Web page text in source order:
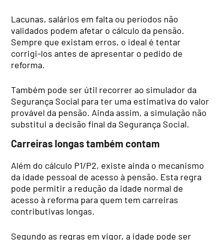
Lacunas, salários em falta ou períodos não
validados podem afetar o cálculo da pensão.
Sempre que existam erros, o ideal é tentar
corrigi-los antes de apresentar o pedido de
reforma.
Também pode ser útil recorrer ao simulador da
Segurança Social para ter uma estimativa do valor
provável da pensão. Ainda assim, a simulação não
substitui a decisão final da Segurança Social.
Carreiras longas também contam
Além do cálculo P1/P2, existe ainda o mecanismo
da idade pessoal de acesso à pensão. Esta regra
pode permitir a redução da idade normal de
acesso à reforma para quem tem carreiras
contributivas longas.
Segundo as regras em vigor, a idade pode ser